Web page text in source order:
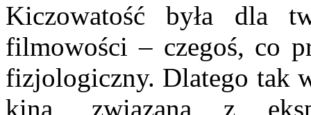
Kiczowatość była dla
filmowości – czegoś, co
fizjologiczny. Dlatego tak
kina, związana z